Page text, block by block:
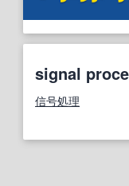
signal
信号処理